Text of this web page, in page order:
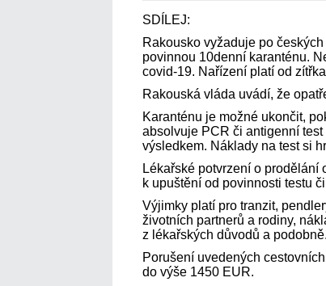
SDÍLEJ:
Rakousko vyžaduje po
povinnou 10denní karanténu.
covid-19. Nařízení platí od
Rakouská vláda uvádí, že
Karanténu je možné ukončit,
absolvuje PCR či antigenní
výsledkem. Náklady na test si
Lékařské potvrzení o
k upuštění od povinnosti testu
Výjimky platí pro tranzit,
životních partnerů a rodiny,
z lékařských důvodů a podobně.
Porušení uvedených
do výše 1450 EUR.